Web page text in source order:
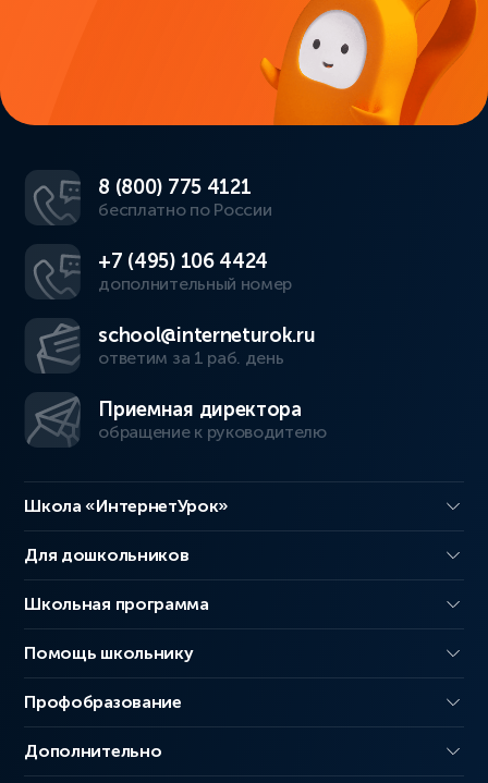
8 (800) 775 4121
бесплатно по России
+7 (495) 106 4424
дополнительный номер
school@interneturok.ru
ответим за 1 раб. день
Приемная директора
обращение к руководителю
Школа «ИнтернетУрок»
Для дошкольников
Школьная программа
Помощь школьнику
Профобразование
Дополнительно